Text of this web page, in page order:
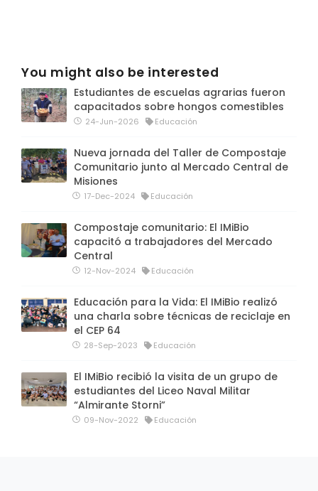
You might also be interested
Estudiantes de escuelas agrarias fueron
capacitados sobre hongos comestibles
24-Jun-2026 Educación
Nueva jornada del Taller de Compostaje
Comunitario junto al Mercado Central de
Misiones
17-Dec-2024 Educación
Compostaje comunitario: El IMiBio
capacitó a trabajadores del Mercado
Central
12-Nov-2024 Educación
Educación para la Vida: El IMiBio realizó
una charla sobre técnicas de reciclaje en
el CEP 64
28-Sep-2023 Educación
El IMiBio recibió la visita de un grupo de
estudiantes del Liceo Naval Militar
“Almirante Storni”
09-Nov-2022 Educación